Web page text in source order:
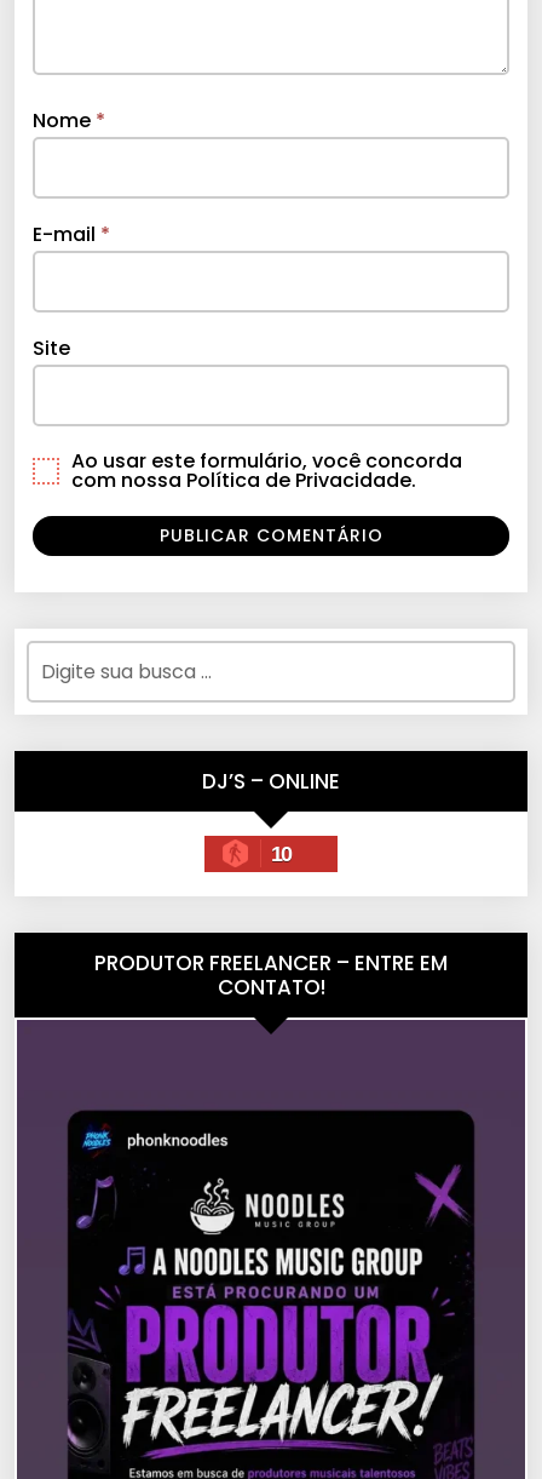
Nome *
E-mail *
Site
Ao usar este formulário, você concorda
com nossa Política de Privacidade.
DJ’S – ONLINE
10
PRODUTOR FREELANCER – ENTRE EM
CONTATO!